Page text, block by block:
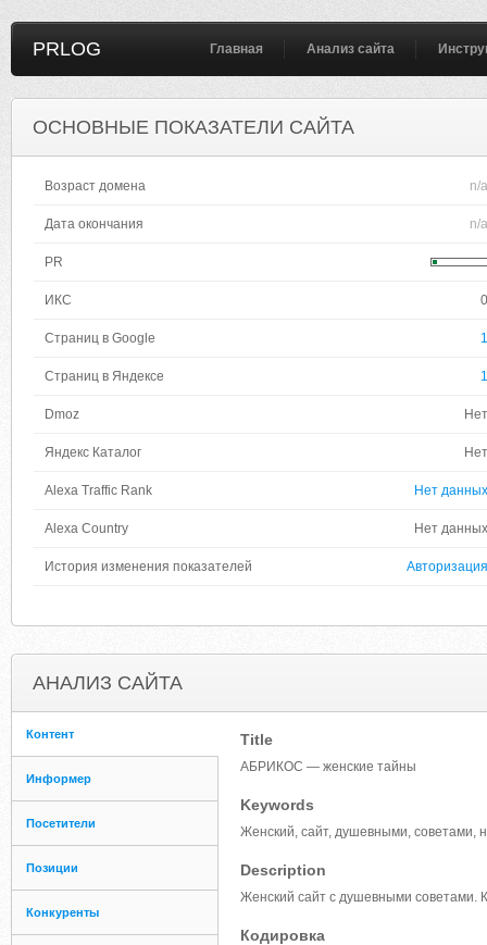
PRLOG Главная Анализ сайта
ОСНОВНЫЕ ПОКАЗАТЕЛИ САЙТА
Возраст домена n/a
Дата окончания n/a
PR
ИКС 0
Страниц в Google 1
Страниц в Яндексе 1
Dmoz Нет
Яндекс Каталог Нет
Alexa Traffic Rank Нет данных
Alexa Country Нет данных
История изменения показателей Авторизация
АНАЛИЗ САЙТА
Контент
Информер
Посетители
Позиции
Конкуренты
Title
АБРИКОС — женские тайны
Keywords
Женский, сайт, душевными, советами,
Description
Женский сайт с душевными советами.
Кодировка